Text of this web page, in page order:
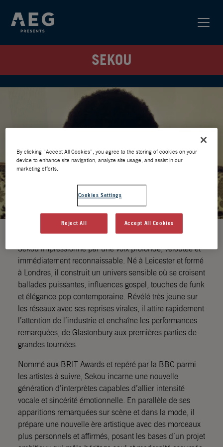
SEKOU
Nouvelle figure majeure de la soul-pop britannique,
Sekou impressionne par une voix profonde, veloutée et
immédiatement reconnaissable. Né à Leicester et formé
à Londres, il construit un univers sensible où se croisent
ballades puissantes, influences gospel, touches de funk
et élégance pop contemporaine. Révélé très jeune sur
les réseaux avec ses reprises virales, il attire rapidement
l’attention de l’industrie et enchaîne les performances
remarquées, de Glastonbury aux premières parties de
grandes tournées.
Nommé aux BRIT Awards et repéré par la BBC parmi
les artistes à suivre, Sekou incarne une nouvelle
génération d’interprètes capables d’allier intensité
vocale et sincérité émotionnelle. En parallèle de ses
apparitions remarquées sur scène et dans la mode, il
prépare une nouvelle ère artistique avec des morceaux
plus personnels et affirmés, posant les bases d’un projet
By clicking “Accept All Cookies”, you agree to the storing of cookies on your
device to enhance site navigation, analyze site usage, and assist in our
marketing efforts.
Cookies Settings
Reject All Accept All Cookies